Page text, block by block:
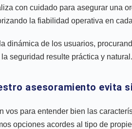
con cuidado para asegurar una
la fiabilidad operativa en
dinámica de los usuarios,
seguridad resulte práctica y natural.
asesoramiento evita
vos para entender bien las
opciones acordes al tipo de